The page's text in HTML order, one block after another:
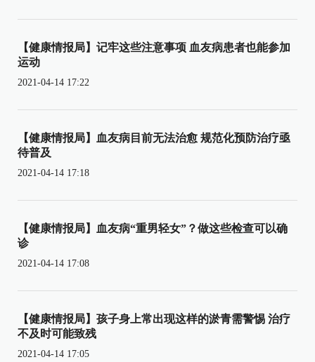
【健康情报局】记牢这些注意事项 血友病患者也能参加
运动
2021-04-14 17:22
【健康情报局】血友病目前无法治愈 规范化预防治疗亟
待普及
2021-04-14 17:18
【健康情报局】血友病“重男轻女”？做这些检查可以确
诊
2021-04-14 17:08
【健康情报局】孩子身上常出现这样的淤青需警惕 治疗
不及时可能致残
2021-04-14 17:05